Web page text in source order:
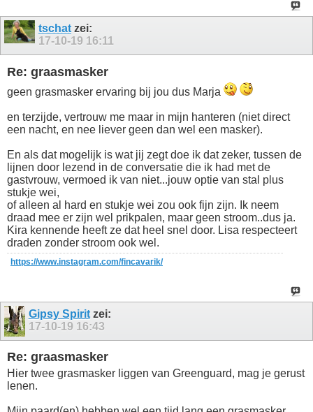
tschat zei:
17-10-19 16:11
Re: graasmasker
geen grasmasker ervaring bij jou dus Marja
en terzijde, vertrouw me maar in mijn hanteren (niet direct
een nacht, en nee liever geen dan wel een masker).
En als dat mogelijk is wat jij zegt doe ik dat zeker, tussen de
lijnen door lezend in de conversatie die ik had met de
gastvrouw, vermoed ik van niet...jouw optie van stal plus
stukje wei,
of alleen al hard en stukje wei zou ook fijn zijn. Ik neem
draad mee er zijn wel prikpalen, maar geen stroom..dus ja.
Kira kennende heeft ze dat heel snel door. Lisa respecteert
draden zonder stroom ook wel.
https://www.instagram.com/fincavarik/
Gipsy Spiritzei:
17-10-19 16:43
Re: graasmasker
Hier twee grasmasker liggen van Greenguard, mag je gerust
lenen.